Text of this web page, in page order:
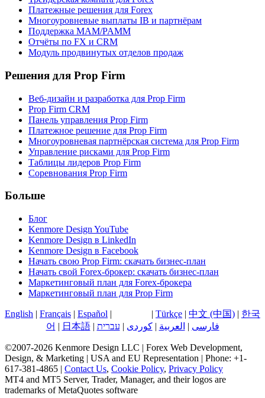
Платежные решения для Forex
Многоуровневые выплаты IB и партнёрам
Поддержка MAM/PAMM
Отчёты по FX и CRM
Модуль продвинутых отделов продаж
Решения для Prop Firm
Веб-дизайн и разработка для Prop Firm
Prop Firm CRM
Панель управления Prop Firm
Платежное решение для Prop Firm
Многоуровневая партнёрская система для Prop Firm
Управление рисками для Prop Firm
Таблицы лидеров Prop Firm
Соревнования Prop Firm
Больше
Блог
Kenmore Design YouTube
Kenmore Design в LinkedIn
Kenmore Design в Facebook
Начать свою Prop Firm: скачать бизнес-план
Начать свой Forex-брокер: скачать бизнес-план
Маркетинговый план для Forex-брокера
Маркетинговый план для Prop Firm
English | Français | Español | | Türkçe | 中文 (中国) | 한국
어 | 日本語| עברית | کوردی| العربية | فارسی
©2007-2026 Kenmore Design LLC | Forex Web Development,
Design, & Marketing | USA and EU Representation | Phone: +1-
617-381-4865 | Contact Us, Cookie Policy, Privacy Policy
MT4 and MT5 Server, Trader, Manager, and their logos are
trademarks of MetaQuotes software